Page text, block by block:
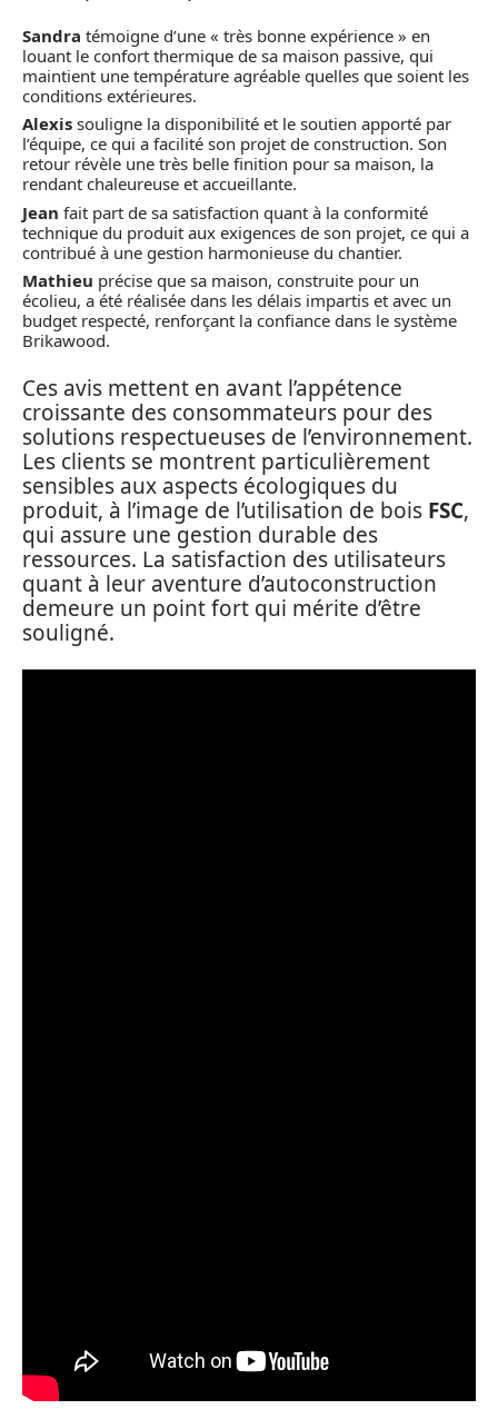
Sandra témoigne d’une « très bonne expérience » en
louant le confort thermique de sa maison passive, qui
maintient une température agréable quelles que soient les
conditions extérieures.
Alexis souligne la disponibilité et le soutien apporté par
l’équipe, ce qui a facilité son projet de construction. Son
retour révèle une très belle finition pour sa maison, la
rendant chaleureuse et accueillante.
Jean fait part de sa satisfaction quant à la conformité
technique du produit aux exigences de son projet, ce qui a
contribué à une gestion harmonieuse du chantier.
Mathieu précise que sa maison, construite pour un
écolieu, a été réalisée dans les délais impartis et avec un
budget respecté, renforçant la confiance dans le système
Brikawood.
Ces avis mettent en avant l’appétence
croissante des consommateurs pour des
solutions respectueuses de l’environnement.
Les clients se montrent particulièrement
sensibles aux aspects écologiques du
produit, à l’image de l’utilisation de bois FSC,
qui assure une gestion durable des
ressources. La satisfaction des utilisateurs
quant à leur aventure d’autoconstruction
demeure un point fort qui mérite d’être
souligné.